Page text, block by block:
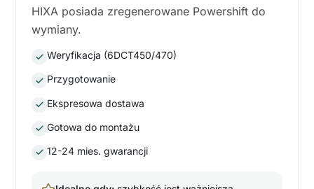
HIXA posiada zregenerowane Powershift do
wymiany.
Weryfikacja (6DCT450/470)
Przygotowanie
Ekspresowa dostawa
Gotowa do montażu
12-24 mies. gwarancji